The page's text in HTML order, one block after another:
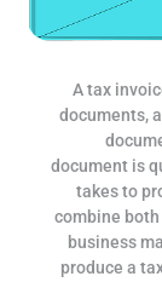
A tax
documents,
document is
takes to
combine
business
produce a